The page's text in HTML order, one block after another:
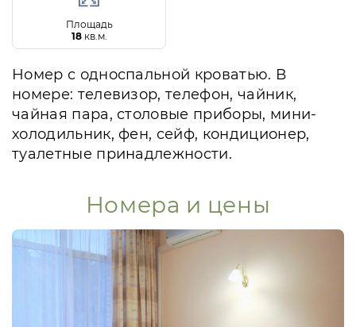
Площадь
18кв.м.
Номер с односпальной кроватью. В
номере: телевизор, телефон, чайник,
чайная пара, столовые приборы, мини-
холодильник, фен, сейф, кондиционер,
туалетные принадлежности.
Номера и цены